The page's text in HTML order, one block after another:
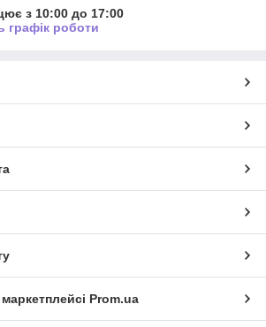
з 10:00 до 17:00
графік роботи
Prom.ua